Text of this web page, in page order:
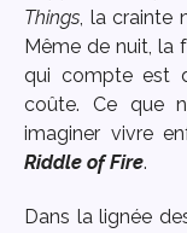
Things, la crainte
Même de nuit, la
qui compte est
coûte. Ce que
imaginer vivre
Riddle of Fire.
Dans la lignée